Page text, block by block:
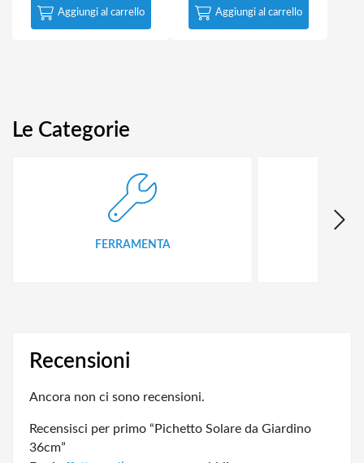
Aggiungi al carrello Aggiungi al carrello
Le Categorie
FERRAMENTA
Recensioni
Ancora non ci sono recensioni.
Recensisci per primo “Pichetto Solare da Giardino
36cm”